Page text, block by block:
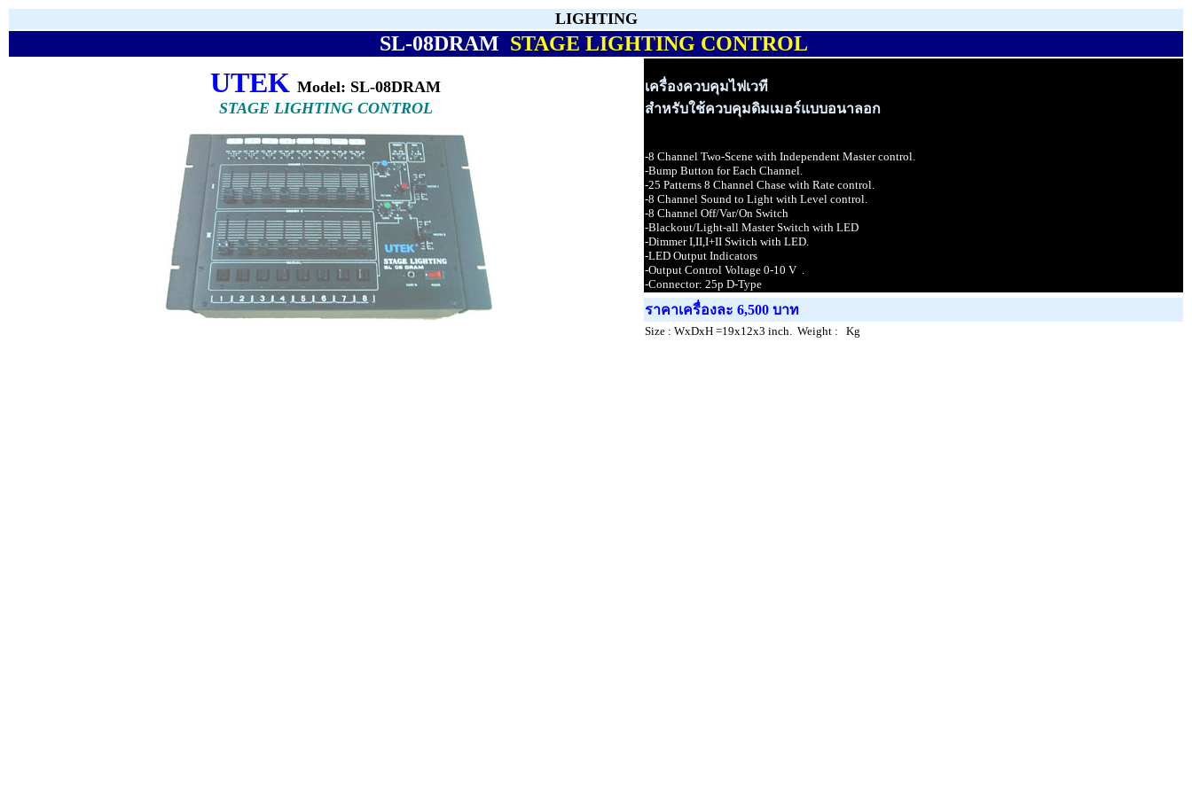
LIGHTING
SL-08DRAM STAGE LIGHTING CONTROL
UTEK Model: SL-08DRAM
STAGE LIGHTING CONTROL
เครื่องควบคุมไฟเวที
สำหรับใช้ควบคุมดิมเมอร์แบบอนาลอก
-8 Channel Two-Scene with Independent Master control.
-Bump Button for Each Channel.
-25 Patterns 8 Channel Chase with Rate control.
-8 Channel Sound to Light with Level control.
-8 Channel Off/Var/On Switch
-Blackout/Light-all Master Switch with LED
-Dimmer I,II,I+II Switch with LED.
-LED Output Indicators
-Output Control Voltage 0-10 V .
-Connector: 25p D-Type
ราคาเครื่องละ 6,500 บาท
Size : WxDxH =19x12x3 inch. Weight : Kg